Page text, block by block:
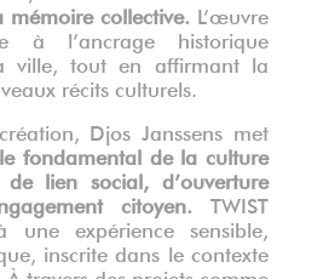
mémoire collective L’œuvre
à l’ancrage historique
ville, tout en affirmant la
récits culturels.
Djos Janssens met
fondamental de la culture
de lien social, d’ouverture
citoyen TWIST
une expérience sensible,
inscrite dans le contexte
travers des projets comme